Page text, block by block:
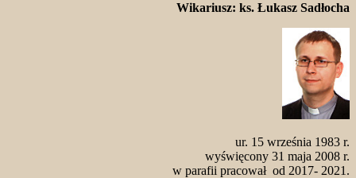
Wikariusz: ks. Łukasz Sadłocha
ur. 15 września 1983 r.
wyświęcony 31 maja 2008 r.
w parafii pracował od 2017- 2021.